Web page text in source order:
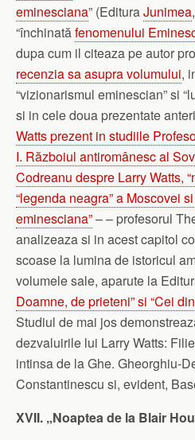
eminesciana” (EdituraJunimea
“închinatăfenomenului
dupa cum il citeaza pe autor
recenzia sa asupra volumului,
“vizionarismul eminescian” si
si in cele doua prezentate
Watts prezent in studiile
I. Războiul antiromânesc al
Codreanu despre Larry Watts,
“legenda neagra” a Moscovei
eminesciana”– – profesorul
analizeaza si in acest capitol
scoase la lumina de istoricul
volumele sale, aparute la
Doamne, de prieteni” si “Cei
Studiul de mai jos
dezvaluirile lui Larry Watts:
intinsa de la Ghe. Gheorghiu-
Constantinescu si, evident,
XVII. „Noaptea de la Blair